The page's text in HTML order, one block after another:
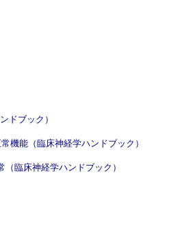
ドブック）
機能（臨床神経学ハンドブック）
（臨床神経学ハンドブック）